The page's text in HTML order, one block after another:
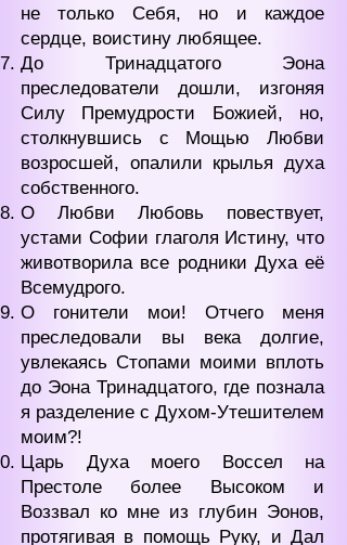
не только Себя, но и каждое
сердце, воистину любящее.
До Тринадцатого Эона
преследователи дошли, изгоняя
Силу Премудрости Божией, но,
столкнувшись с Мощью Любви
возросшей, опалили крылья духа
собственного.
О Любви Любовь повествует,
устами Софии глаголя Истину, что
животворила все родники Духа её
Всемудрого.
О гонители мои! Отчего меня
преследовали вы века долгие,
увлекаясь Стопами моими вплоть
до Эона Тринадцатого, где познала
я разделение с Духом-Утешителем
моим?!
Царь Духа моего Воссел на
Престоле более Высоком и
Воззвал ко мне из глубин Эонов,
протягивая в помощь Руку, и Дал